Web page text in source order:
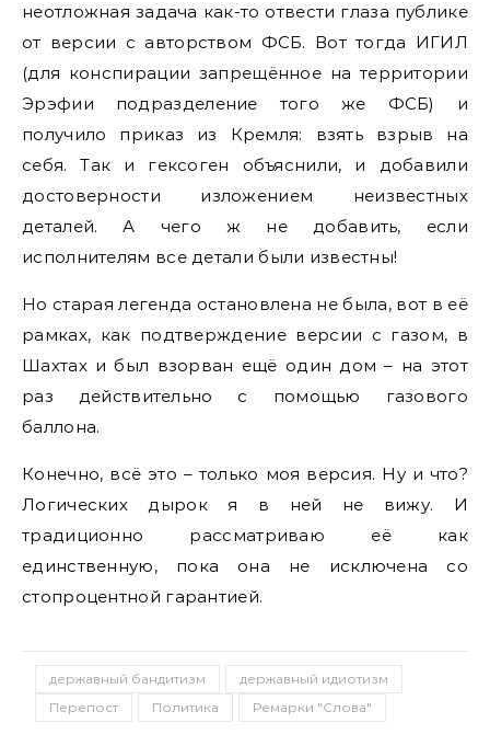
неотложная задача как-то отвести глаза публике
от версии с авторством ФСБ. Вот тогда ИГИЛ
(для конспирации запрещённое на территории
Эрэфии подразделение того же ФСБ) и
получило приказ из Кремля: взять взрыв на
себя. Так и гексоген объяснили, и добавили
достоверности изложением неизвестных
деталей. А чего ж не добавить, если
исполнителям все детали были известны!
Но старая легенда остановлена не была, вот в её
рамках, как подтверждение версии с газом, в
Шахтах и был взорван ещё один дом – на этот
раз действительно с помощью газового
баллона.
Конечно, всё это – только моя версия. Ну и что?
Логических дырок я в ней не вижу. И
традиционно рассматриваю её как
единственную, пока она не исключена со
стопроцентной гарантией.
державный бандитизм
державный идиотизм
Перепост
Политика Ремарки "Слова"